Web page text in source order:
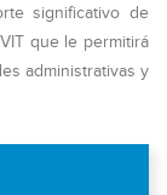
significativo de
que le permitirá
administrativas y